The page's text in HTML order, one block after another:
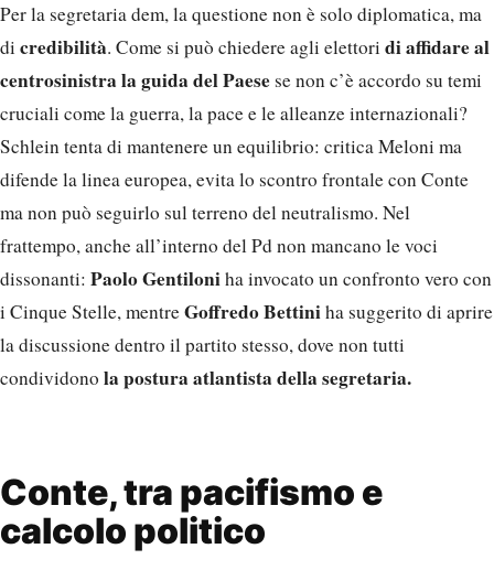
Per la segretaria dem, la questione non è solo diplomatica, ma
di credibilità. Come si può chiedere agli elettori di affidare al
centrosinistra la guida del Paesese non c’è accordo su temi
cruciali come la guerra, la pace e le alleanze internazionali?
Schlein tenta di mantenere un equilibrio: critica Meloni ma
difende la linea europea, evita lo scontro frontale con Conte
ma non può seguirlo sul terreno del neutralismo. Nel
frattempo, anche all’interno del Pd non mancano le voci
dissonanti: Paolo Gentiloniha invocato un confronto vero con
i Cinque Stelle, mentreGoffredo Bettiniha suggerito di aprire
la discussione dentro il partito stesso, dove non tutti
condividono la postura atlantista della segretaria.
Conte, tra pacifismo e
calcolo politico